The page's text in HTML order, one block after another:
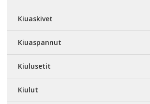
Kiuaskivet
Kiuaspannut
Kiulusetit
Kiulut